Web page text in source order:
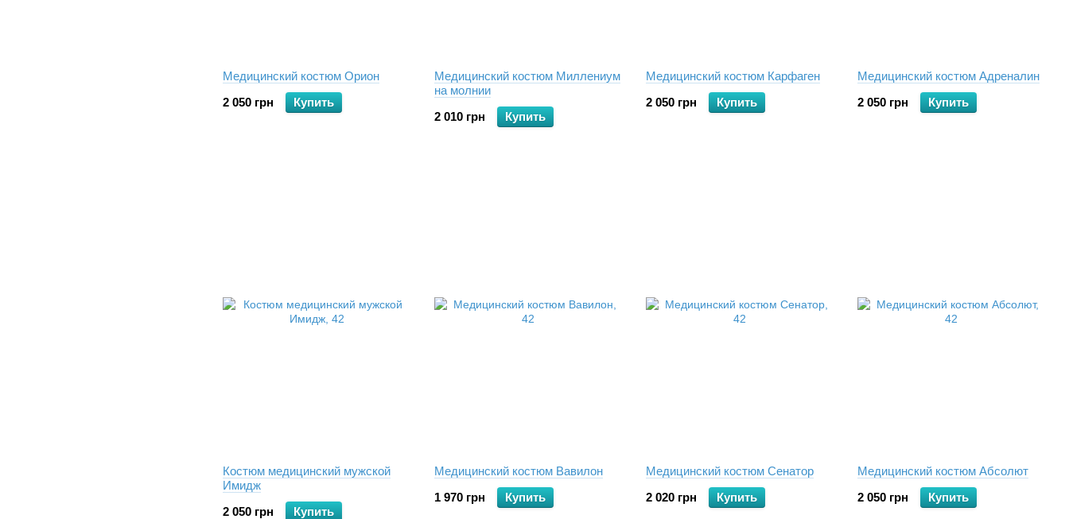
Медицинский костюм Орион
2 050 грн
Купить
Медицинский костюм Миллениум
на молнии
2 010 грн
Купить
Медицинский костюм Карфаген
2 050 грн
Купить
Медицинский костюм Адреналин
2 050 грн
Купить
Костюм медицинский мужской
Имидж
2 050 грн
Купить
Медицинский костюм Вавилон
1 970 грн
Купить
Медицинский костюм Сенатор
2 020 грн
Купить
Медицинский костюм Абсолют
2 050 грн
Купить